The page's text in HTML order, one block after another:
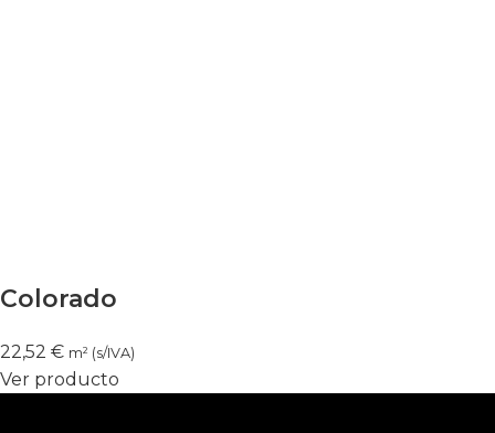
Colorado
22,52 € m² (s/IVA)
Ver producto